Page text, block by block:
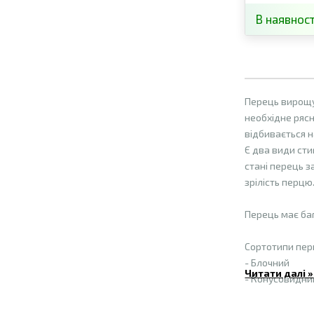
В
Перець
необхідне
відбивається
Є два види
стані перець
зрілість
Перець має
Сортотипи
- Блочний
-Читати далі »